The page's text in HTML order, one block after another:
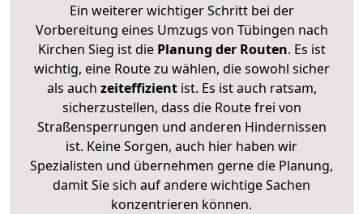
Ein weiterer wichtiger Schritt bei der
Vorbereitung eines Umzugs von Tübingen nach
Kirchen Sieg ist diePlanung der Routen. Es ist
wichtig, eine Route zu wählen, die sowohl sicher
als auch zeiteffizientist. Es ist auch ratsam,
sicherzustellen, dass die Route frei von
Straßensperrungen und anderen Hindernissen
ist. Keine Sorgen, auch hier haben wir
Spezialisten und übernehmen gerne die Planung,
damit Sie sich auf andere wichtige Sachen
konzentrieren können.